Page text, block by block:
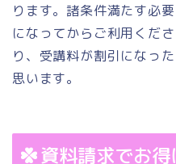
ります。諸条件満たす必
になってからご利用くだ
り、受講料が割引になっ
思います。
資料請求でお得